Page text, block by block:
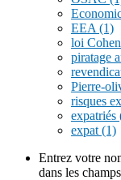
EEA (1)
loi Cohen
piratage
Pierre-
risques
expatriés
expat (1)
Entrez votre
dans les